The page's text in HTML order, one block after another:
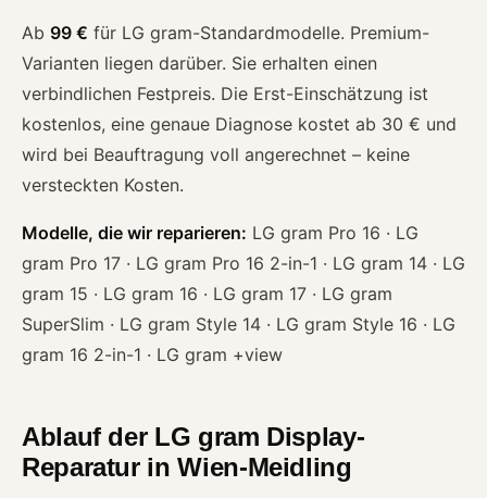
Ab 99 € für LG gram-Standardmodelle. Premium-
Varianten liegen darüber. Sie erhalten einen
verbindlichen Festpreis. Die Erst-Einschätzung ist
kostenlos, eine genaue Diagnose kostet ab 30 € und
wird bei Beauftragung voll angerechnet – keine
versteckten Kosten.
Modelle, die wir reparieren: LG gram Pro 16 · LG
gram Pro 17 · LG gram Pro 16 2-in-1 · LG gram 14 · LG
gram 15 · LG gram 16 · LG gram 17 · LG gram
SuperSlim · LG gram Style 14 · LG gram Style 16 · LG
gram 16 2-in-1 · LG gram +view
Ablauf der LG gram Display-
Reparatur in Wien-Meidling